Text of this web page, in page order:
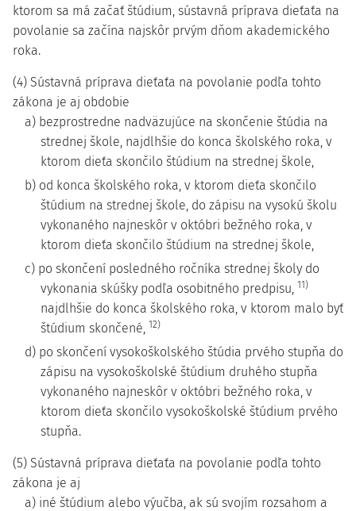
ktorom sa má začať štúdium, sústavná príprava dieťaťa na
povolanie sa začína najskôr prvým dňom akademického
roka.
(4) Sústavná príprava dieťaťa na povolanie podľa tohto
zákona je aj obdobie
a) bezprostredne nadväzujúce na skončenie štúdia na
strednej škole, najdlhšie do konca školského roka, v
ktorom dieťa skončilo štúdium na strednej škole,
b) od konca školského roka, v ktorom dieťa skončilo
štúdium na strednej škole, do zápisu na vysokú školu
vykonaného najneskôr v októbri bežného roka, v
ktorom dieťa skončilo štúdium na strednej škole,
c) po skončení posledného ročníka strednej školy do
vykonania skúšky podľa osobitného predpisu, 11)
najdlhšie do konca školského roka, v ktorom malo byť
štúdium skončené, 12)
d) po skončení vysokoškolského štúdia prvého stupňa do
zápisu na vysokoškolské štúdium druhého stupňa
vykonaného najneskôr v októbri bežného roka, v
ktorom dieťa skončilo vysokoškolské štúdium prvého
stupňa.
(5) Sústavná príprava dieťaťa na povolanie podľa tohto
zákona je aj
a) iné štúdium alebo výučba, ak sú svojím rozsahom a